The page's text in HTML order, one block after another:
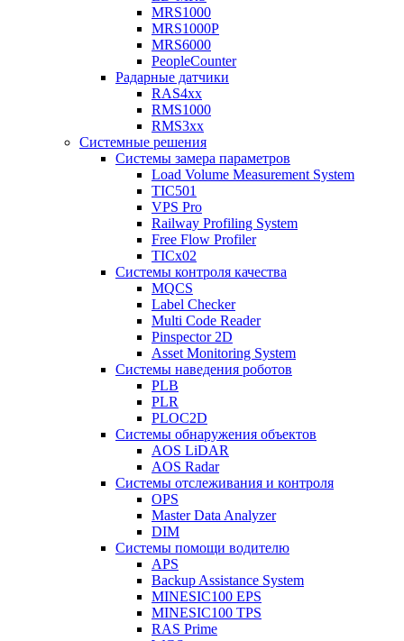
MRS1000
MRS1000P
MRS6000
PeopleCounter
Радарные датчики
RAS4xx
RMS1000
RMS3xx
Системные решения
Системы замера параметров
Load Volume Measurement System
TIC501
VPS Pro
Railway Profiling System
Free Flow Profiler
TICx02
Системы контроля качества
MQCS
Label Checker
Multi Code Reader
Pinspector 2D
Asset Monitoring System
Системы наведения роботов
PLB
PLR
PLOC2D
Системы обнаружения объектов
AOS LiDAR
AOS Radar
Системы отслеживания и контроля
OPS
Master Data Analyzer
DIM
Системы помощи водителю
APS
Backup Assistance System
MINESIC100 EPS
MINESIC100 TPS
RAS Prime